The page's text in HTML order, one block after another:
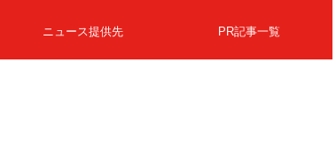
ニュース提供先 PR記事一覧